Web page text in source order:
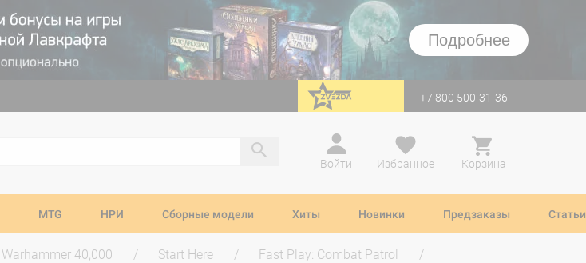
Подробнее
перейти на Zvezda +7 800 500-31-36
Войти
Избранное Корзина
MTG НРИ Сборные модели Хиты Новинки Предзаказы Статьи
Warhammer 40,000 Start Here Fast Play: Combat Patrol